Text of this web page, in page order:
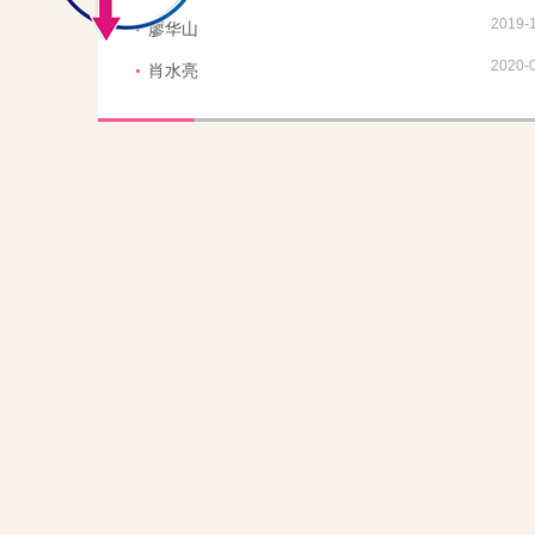
廖华山 2019-
肖水亮 2020-